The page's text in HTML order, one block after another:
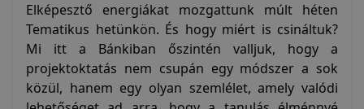
Elképesztő energiákat mozgattunk múlt héten
Tematikus hetünkön. És hogy miért is csináltuk?
Mi itt a Bánkiban őszintén valljuk, hogy a
projektoktatás nem csupán egy módszer a sok
közül, hanem egy olyan szemlélet, amely valódi